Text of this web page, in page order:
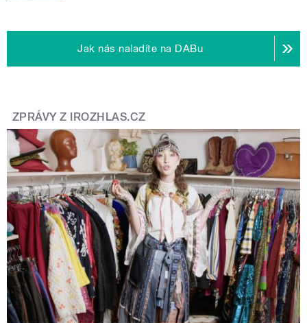
Jak nás naladíte na DABu
ZPRÁVY Z IROZHLAS.CZ